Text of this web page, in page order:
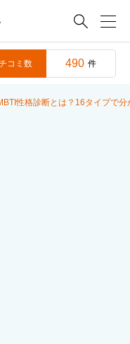

コミ数 490 件
性格診断とは？16タイプで